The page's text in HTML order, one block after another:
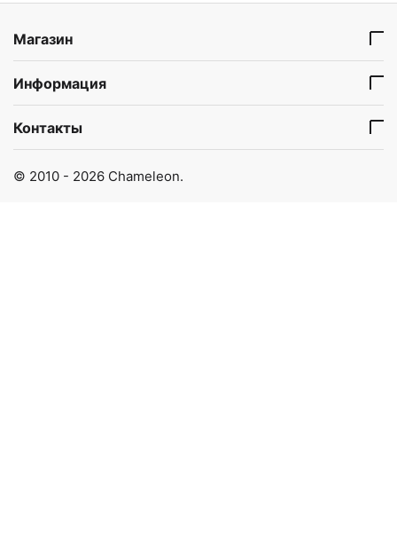
Магазин
Информация
Контакты
© 2010 - 2026 Chameleon.